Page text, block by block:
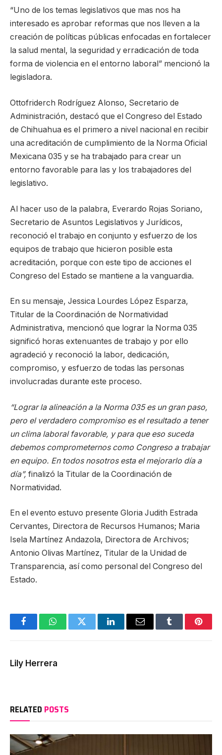
“Uno de los temas legislativos que mas nos ha
interesado es aprobar reformas que nos lleven a la
creación de políticas públicas enfocadas en fortalecer
la salud mental, la seguridad y erradicación de toda
forma de violencia en el entorno laboral” mencionó la
legisladora.
Ottofriderch Rodríguez Alonso, Secretario de
Administración, destacó que el Congreso del Estado
de Chihuahua es el primero a nivel nacional en recibir
una acreditación de cumplimiento de la Norma Oficial
Mexicana 035 y se ha trabajado para crear un
entorno favorable para las y los trabajadores del
legislativo.
Al hacer uso de la palabra, Everardo Rojas Soriano,
Secretario de Asuntos Legislativos y Jurídicos,
reconoció el trabajo en conjunto y esfuerzo de los
equipos de trabajo que hicieron posible esta
acreditación, porque con este tipo de acciones el
Congreso del Estado se mantiene a la vanguardia.
En su mensaje, Jessica Lourdes López Esparza,
Titular de la Coordinación de Normatividad
Administrativa, mencionó que lograr la Norma 035
significó horas extenuantes de trabajo y por ello
agradeció y reconoció la labor, dedicación,
compromiso, y esfuerzo de todas las personas
involucradas durante este proceso.
“Lograr la alineación a la Norma 035 es un gran paso,
pero el verdadero compromiso es el resultado a tener
un clima laboral favorable, y para que eso suceda
debemos comprometernos como Congreso a trabajar
en equipo. En todos nosotros esta el mejorarlo día a
día”, finalizó la Titular de la Coordinación de
Normatividad.
En el evento estuvo presente Gloria Judith Estrada
Cervantes, Directora de Recursos Humanos; Maria
Isela Martínez Andazola, Directora de Archivos;
Antonio Olivas Martínez, Titular de la Unidad de
Transparencia, así como personal del Congreso del
Estado.
FacebookWhatsAppTwitter LinkedInEmail Tumblr
Lily Herrera
RELATED POSTS